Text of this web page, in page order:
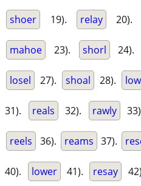
shoer 19). relay 20).
mahoe 23). shorl 24).
losel 27). shoal 28).
31). reals 32). rawly
reels 36). reams 37).
40). lower 41). resay